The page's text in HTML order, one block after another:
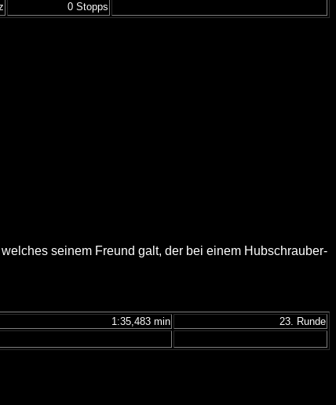
0 Stopps
seinem Freund galt, der bei einem Hubschrauber-
1:35,483 min
23. Runde